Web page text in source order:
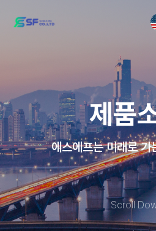
제품
에스에프는 미래로 가
Scroll